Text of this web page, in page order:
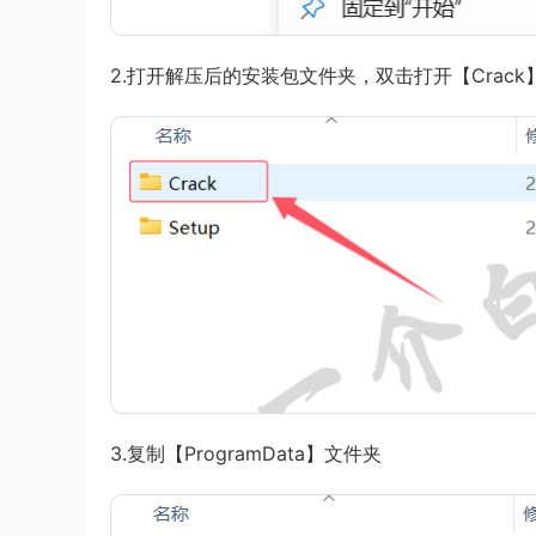
2.打开解压后的安装包文件夹，双击打开【Crack
3.复制【ProgramData】文件夹